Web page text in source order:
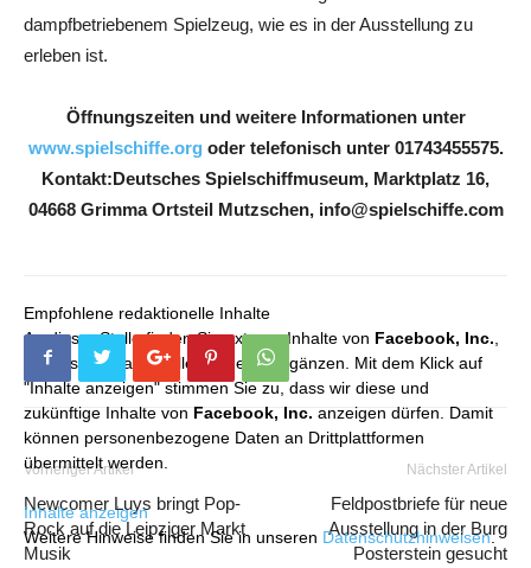
dampfbetriebenem Spielzeug, wie es in der Ausstellung zu
erleben ist.
Öffnungszeiten und weitere Informationen unter
www.spielschiffe.orgoder telefonisch unter 01743455575.
Kontakt:Deutsches Spielschiffmuseum, Marktplatz 16,
04668 Grimma Ortsteil Mutzschen, info@spielschiffe.com
Empfohlene redaktionelle Inhalte
An dieser Stelle finden Sie externe Inhalte von Facebook, Inc.
die unser redaktionelles Angebot ergänzen. Mit dem Klick auf
"Inhalte anzeigen" stimmen Sie zu, dass wir diese und
zukünftige Inhalte von Facebook, Inc. anzeigen dürfen. Damit
können personenbezogene Daten an Drittplattformen
übermittelt werden.
Inhalte anzeigen
Weitere Hinweise finden Sie in unseren Datenschutzhinweisen.
Vorheriger Artikel
Newcomer Luys bringt Pop-
Rock auf die Leipziger Markt
Musik
Nächster Artikel
Feldpostbriefe für neue
Ausstellung in der Burg
Posterstein gesucht